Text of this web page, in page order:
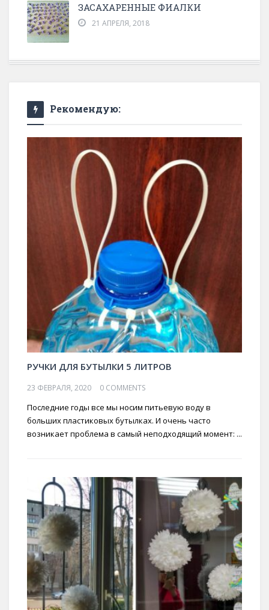
ЗАСАХАРЕННЫЕ ФИАЛКИ
21 АПРЕЛЯ, 2018
Рекомендую:
РУЧКИ ДЛЯ БУТЫЛКИ 5 ЛИТРОВ
23 ФЕВРАЛЯ, 2020 0 COMMENTS
Последние годы все мы носим питьевую воду в
больших пластиковых бутылках. И очень часто
возникает проблема в самый неподходящий момент: ...